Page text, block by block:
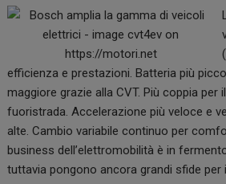
efficienza e prestazioni. Batteria più
maggiore grazie alla CVT. Più coppia per
fuoristrada. Accelerazione più veloce e
alte. Cambio variabile continuo per
business dell’elettromobilità è in
tuttavia pongono ancora grandi sfide per